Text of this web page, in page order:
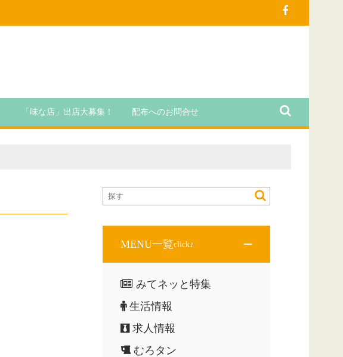
「味な店」出店大募集！ 配布へのお問合せ
MENU一覧click♪
みてネッと特集
生活情報
求人情報
むろタン